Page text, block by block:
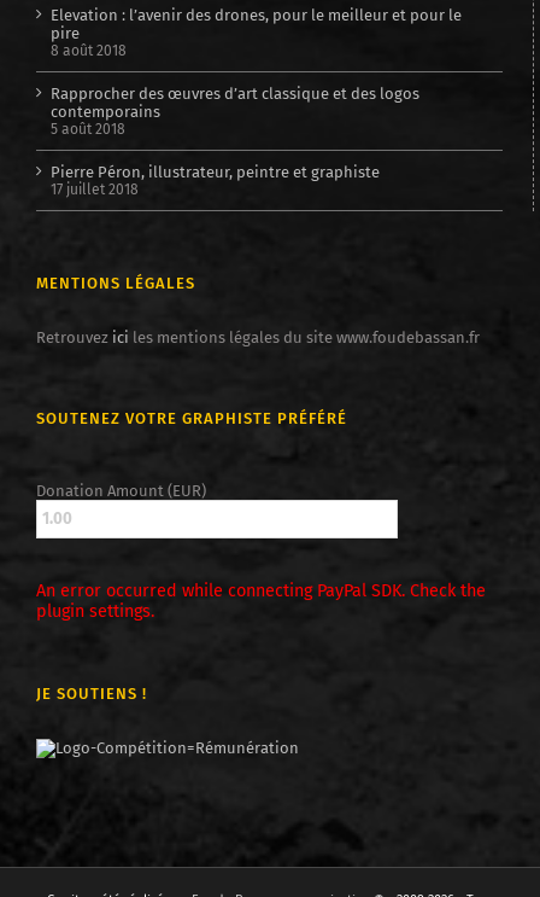
Elevation : l’avenir des drones, pour le meilleur et pour le
pire
8 août 2018
Rapprocher des œuvres d’art classique et des logos
contemporains
5 août 2018
Pierre Péron, illustrateur, peintre et graphiste
17 juillet 2018
MENTIONS LÉGALES
Retrouvez ici les mentions légales du site www.foudebassan.fr
SOUTENEZ VOTRE GRAPHISTE PRÉFÉRÉ
Donation Amount (EUR)
An error occurred while connecting PayPal SDK. Check the
plugin settings.
JE SOUTIENS !